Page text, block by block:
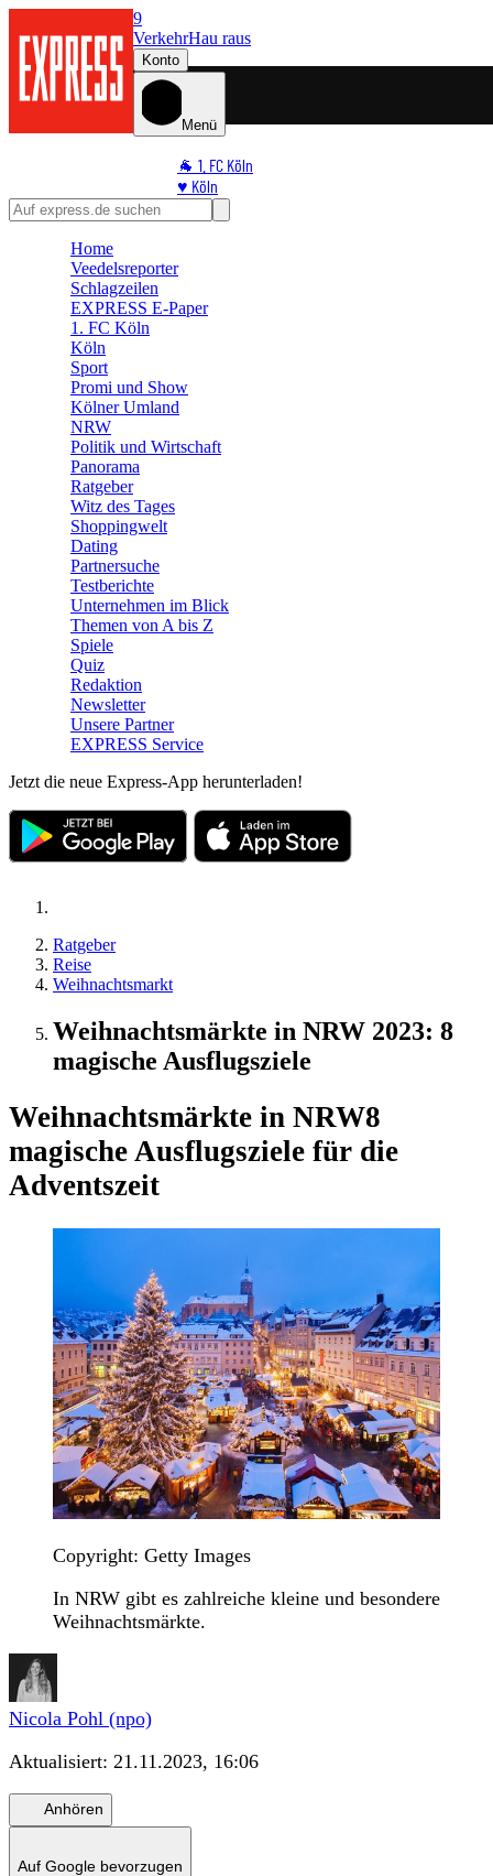
9
VerkehrHau raus
Konto
Menü
🐐 1. FC Köln
♥️ Köln
⭐ Promi
🛒 Shoppingwelt
Home
Veedelsreporter
Schlagzeilen
EXPRESS E-Paper
1. FC Köln
Köln
Sport
Promi und Show
Kölner Umland
NRW
Politik und Wirtschaft
Panorama
Ratgeber
Witz des Tages
Shoppingwelt
Dating
Partnersuche
Testberichte
Unternehmen im Blick
Themen von A bis Z
Spiele
Quiz
Redaktion
Newsletter
Unsere Partner
EXPRESS Service
Jetzt die neue Express-App herunterladen!
Ratgeber
Reise
Weihnachtsmarkt
Weihnachtsmärkte in NRW 2023: 8
magische Ausflugsziele
Weihnachtsmärkte in NRW8
magische Ausflugsziele für die
Adventszeit
Copyright: Getty Images
In NRW gibt es zahlreiche kleine und besondere
Weihnachtsmärkte.
Nicola Pohl (npo)
Aktualisiert: 21.11.2023, 16:06
Anhören
Auf Google bevorzugen